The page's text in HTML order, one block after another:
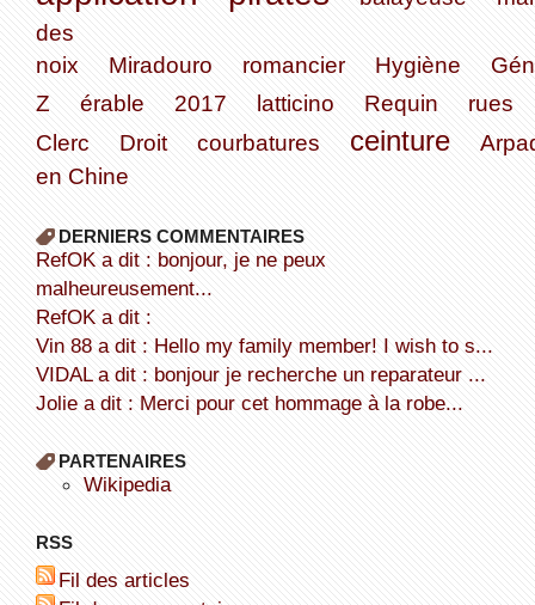
des
noix
Miradouro romancier Hygiène
Z
érable 2017 latticino Requin
rues
Clerc
Droit courbatures ceinture
en Chine
DERNIERS COMMENTAIRES
refOK a dit : bonjour, je ne peux
malheureusement...
refOK a dit :
Vin 88 a dit : Hello my family member! I wish to s...
VIDAL a dit : bonjour je recherche un reparateur ...
Jolie a dit : Merci pour cet hommage à la robe...
PARTENAIRES
wikipedia
RSS
Fil des articles